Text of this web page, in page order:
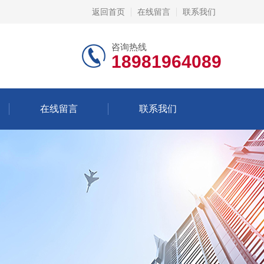
返回首页 在线留言 联系我们
咨询热线
18981964089
在线留言 联系我们